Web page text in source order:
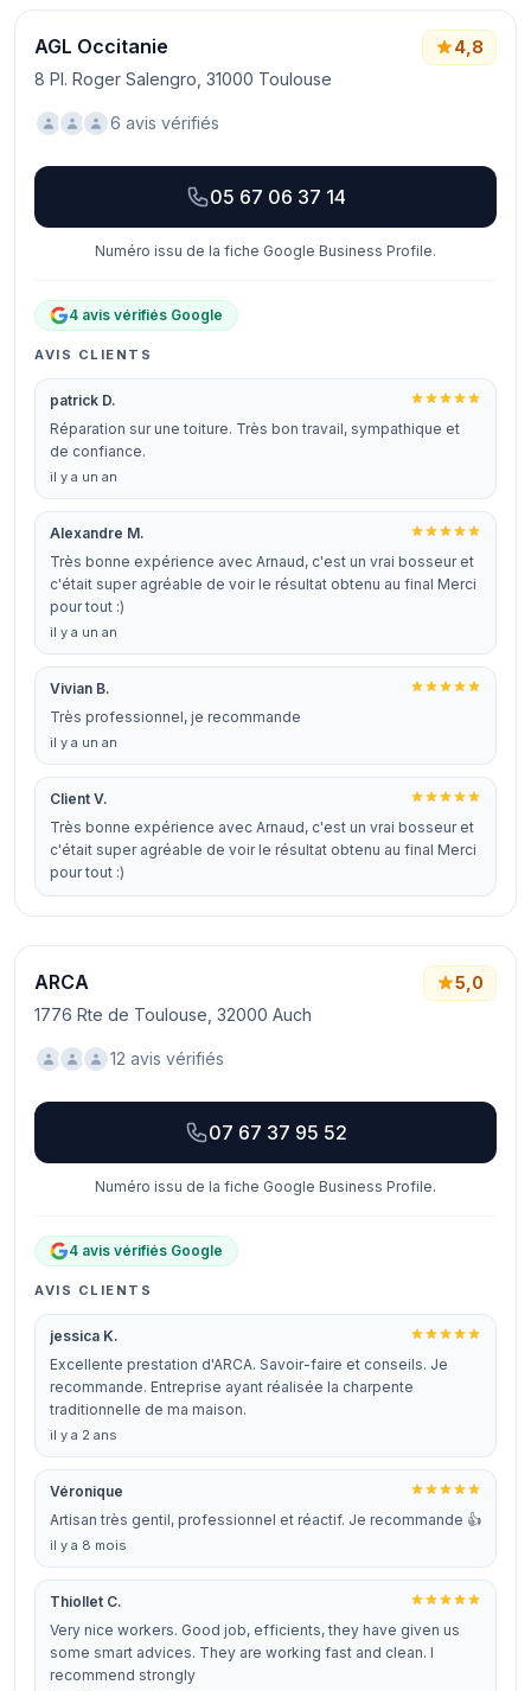
AGL Occitanie
8 Pl. Roger Salengro, 31000 Toulouse
4,8
6 avis vérifiés
05 67 06 37 14
Numéro issu de la fiche Google Business Profile.
4 avis vérifiés Google
AVIS CLIENTS
patrick D.
Réparation sur une toiture. Très bon travail, sympathique et
de confiance.
il y a un an
Alexandre M.
Très bonne expérience avec Arnaud, c'est un vrai bosseur et
c'était super agréable de voir le résultat obtenu au final Merci
pour tout :)
il y a un an
Vivian B.
Très professionnel, je recommande
il y a un an
Client V.
Très bonne expérience avec Arnaud, c'est un vrai bosseur et
c'était super agréable de voir le résultat obtenu au final Merci
pour tout :)
ARCA
1776 Rte de Toulouse, 32000 Auch
5,0
12 avis vérifiés
07 67 37 95 52
Numéro issu de la fiche Google Business Profile.
4 avis vérifiés Google
AVIS CLIENTS
jessica K.
Excellente prestation d'ARCA. Savoir-faire et conseils. Je
recommande. Entreprise ayant réalisée la charpente
traditionnelle de ma maison.
il y a 2 ans
Véronique
Artisan très gentil, professionnel et réactif. Je recommande 👍
il y a 8 mois
Thiollet C.
Very nice workers. Good job, efficients, they have given us
some smart advices. They are working fast and clean. I
recommend strongly